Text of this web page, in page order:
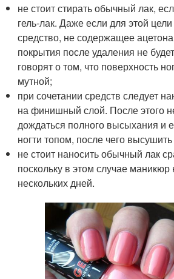
не стоит стирать обычный лак,
гель-лак. Даже если для этой цели
средство, не содержащее
покрытия после удаления не
говорят о том, что поверхность
мутной;
при сочетании средств следует
на финишный слой. После этого
дождаться полного высыхания и
ногти топом, после чего
не стоит наносить обычный лак
поскольку в этом случае
нескольких дней.